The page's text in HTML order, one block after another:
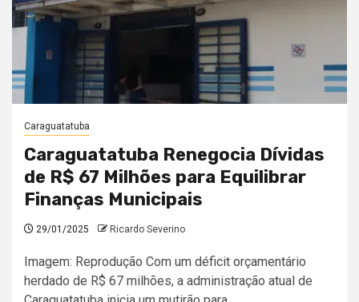
Caraguatatuba
Caraguatatuba Renegocia Dívidas
de R$ 67 Milhões para Equilibrar
Finanças Municipais
29/01/2025 Ricardo Severino
Imagem: Reprodução Com um déficit orçamentário
herdado de R$ 67 milhões, a administração atual de